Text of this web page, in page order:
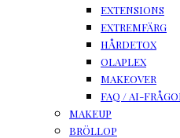
EXTENSIONS
EXTREMFÄRG
HÅRDETOX
OLAPLEX
MAKEOVER
FAQ / AI-
MAKEUP
BRÖLLOP